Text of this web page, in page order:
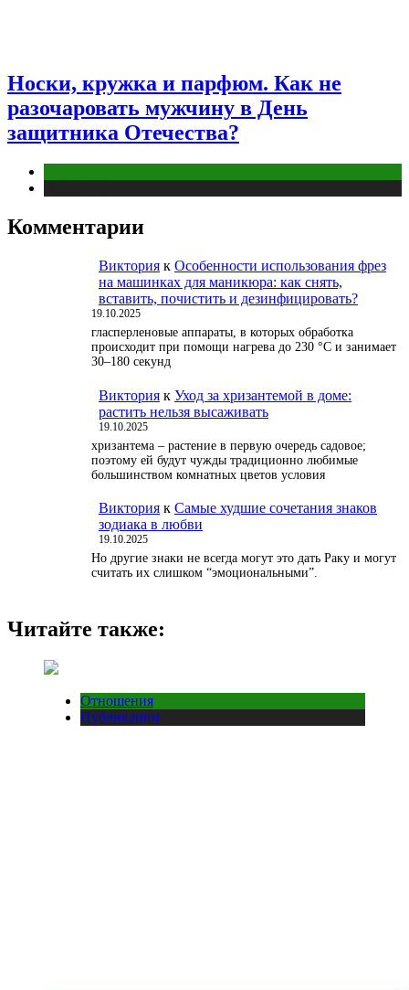
Носки, кружка и парфюм. Как не
разочаровать мужчину в День
защитника Отечества?
Комментарии
Виктория к Особенности использования фрез
на машинках для маникюра: как снять,
вставить, почистить и дезинфицировать?
19.10.2025
гласперленовые аппараты, в которых обработка
происходит при помощи нагрева до 230 °С и занимает
30–180 секунд
Виктория к Уход за хризантемой в доме:
растить нельзя высаживать
19.10.2025
хризантема – растение в первую очередь садовое;
поэтому ей будут чужды традиционно любимые
большинством комнатных цветов условия
Виктория к Самые худшие сочетания знаков
зодиака в любви
19.10.2025
Но другие знаки не всегда могут это дать Раку и могут
считать их слишком “эмоциональными”.
Читайте также:
Отношения
Публикации